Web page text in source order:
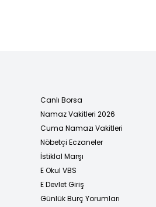
Canlı Borsa
Namaz Vakitleri 2026
Cuma Namazı Vakitleri
Nöbetçi Eczaneler
İstiklal Marşı
E Okul VBS
E Devlet Giriş
Günlük Burç Yorumları